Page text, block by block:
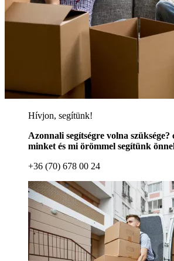
Hívjon, segítünk!
Azonnali segítségre volna szüksége?
minket és mi örömmel segítünk
+36 (70) 678 00 24